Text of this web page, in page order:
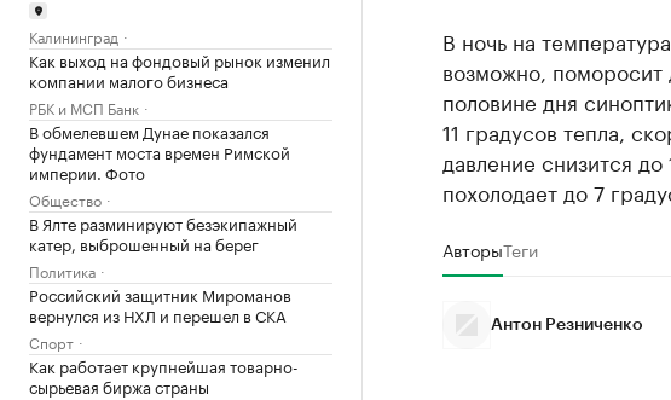
Калининград
Как выход на фондовый рынок изменил
компании малого бизнеса
РБК и МСП Банк
В обмелевшем Дунае показался
фундамент моста времен Римской
империи. Фото
Общество
В Ялте разминируют безэкипажный
катер, выброшенный на берег
Политика
Российский защитник Мироманов
вернулся из НХЛ и перешел в СКА
Спорт
Как работает крупнейшая товарно-
сырьевая биржа страны
В ночь на
возможно,
половине дня
11 градусов тепла,
давление снизится
похолодает до 7
АвторыТеги
Антон Резниченко